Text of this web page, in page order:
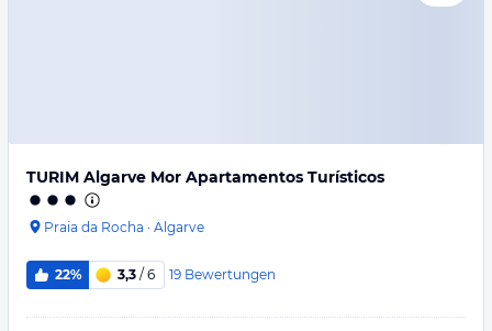
TURIM Algarve Mor Apartamentos Turísticos
Praia da Rocha · Algarve
22% 3,3 / 6 19 Bewertungen